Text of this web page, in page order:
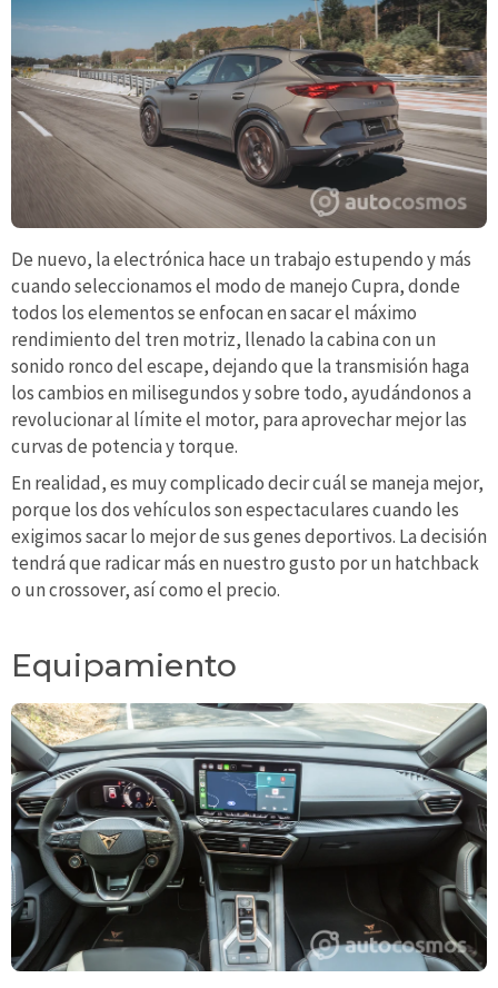
De nuevo, la electrónica hace un trabajo estupendo y más
cuando seleccionamos el modo de manejo Cupra, donde
todos los elementos se enfocan en sacar el máximo
rendimiento del tren motriz, llenado la cabina con un
sonido ronco del escape, dejando que la transmisión haga
los cambios en milisegundos y sobre todo, ayudándonos a
revolucionar al límite el motor, para aprovechar mejor las
curvas de potencia y torque.
En realidad, es muy complicado decir cuál se maneja mejor,
porque los dos vehículos son espectaculares cuando les
exigimos sacar lo mejor de sus genes deportivos. La decisión
tendrá que radicar más en nuestro gusto por un hatchback
o un crossover, así como el precio.
Equipamiento